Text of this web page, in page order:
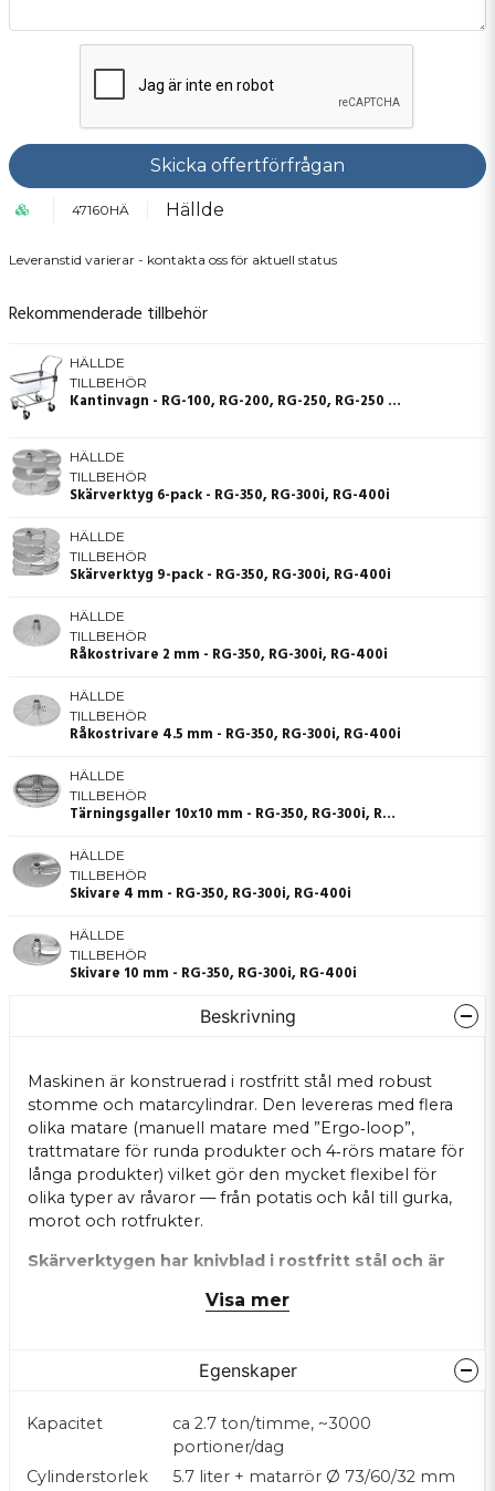
Skicka offertförfrågan
47160HÄ Hällde
Leveranstid varierar - kontakta oss för aktuell status
Rekommenderade tillbehör
HÄLLDE
TILLBEHÖR
Kantinvagn - RG-100, RG-200, RG-250, RG-250 diwash, RG-350, RG-300i, RG-400i
HÄLLDE
TILLBEHÖR
Skärverktyg 6-pack - RG-350, RG-300i, RG-400i
HÄLLDE
TILLBEHÖR
Skärverktyg 9-pack - RG-350, RG-300i, RG-400i
HÄLLDE
TILLBEHÖR
Råkostrivare 2 mm - RG-350, RG-300i, RG-400i
HÄLLDE
TILLBEHÖR
Råkostrivare 4.5 mm - RG-350, RG-300i, RG-400i
HÄLLDE
TILLBEHÖR
Tärningsgaller 10x10 mm - RG-350, RG-300i, RG-400i
HÄLLDE
TILLBEHÖR
Skivare 4 mm - RG-350, RG-300i, RG-400i
HÄLLDE
TILLBEHÖR
Skivare 10 mm - RG-350, RG-300i, RG-400i
Beskrivning
Maskinen är konstruerad i rostfritt stål med robust
stomme och matarcylindrar. Den levereras med flera
olika matare (manuell matare med ”Ergo‑loop”,
trattmatare för runda produkter och 4‑rörs matare för
långa produkter) vilket gör den mycket flexibel för
olika typer av råvaror — från potatis och kål till gurka,
morot och rotfrukter.
Skärverktygen har knivblad i rostfritt stål och är
maskinen klarar varierande råvaror och skärbehov. Alla
För att underlätta stor produktion har RG‑300i effektiv
start/stopp‑funktionsom passar för kontinuerlig
matning — du kan mata råvaror i jämn takt utan att
behöva styra varje moment manuellt. Maskinen är
Visa mer
Egenskaper
Kapacitet
ca 2.7 ton/timme, ~3000
portioner/dag
Cylinderstorlek
5.7 liter + matarrör Ø 73/60/32 mm